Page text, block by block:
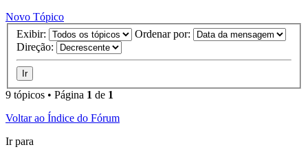
Novo Tópico
Exibir:
Ordenar por:
Direção:
9 tópicos • Página 1 de 1
Voltar ao Índice do Fórum
Ir para